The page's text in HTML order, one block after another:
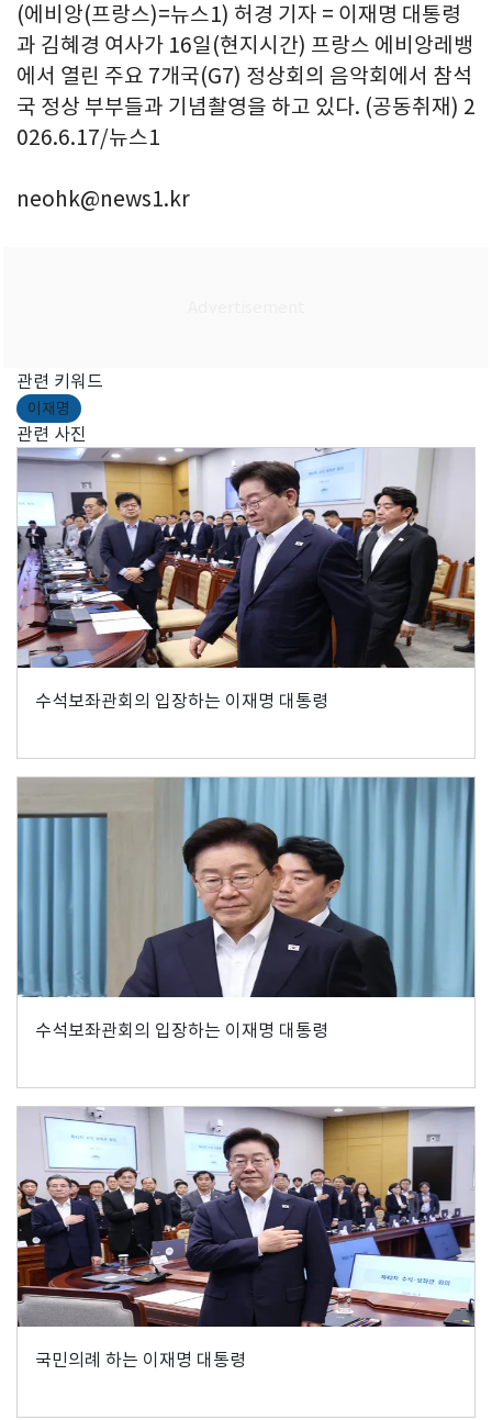
(에비앙(프랑스)=뉴스1) 허경 기자 = 이재명 대통령
과 김혜경 여사가 16일(현지시간) 프랑스 에비앙레뱅
에서 열린 주요 7개국(G7) 정상회의 음악회에서 참석
국 정상 부부들과 기념촬영을 하고 있다. (공동취재) 2
026.6.17/뉴스1
neohk@news1.kr
관련 키워드
이재명
관련 사진
수석보좌관회의 입장하는 이재명 대통령
수석보좌관회의 입장하는 이재명 대통령
국민의례 하는 이재명 대통령